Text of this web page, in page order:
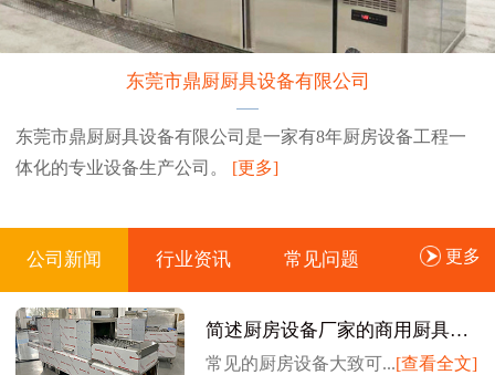
东莞市鼎厨厨具设备有限公司
东莞市鼎厨厨具设备有限公司是一家有8年厨房设备工程一
体化的专业设备生产公司。 [更多]
公司新闻 行业资讯 常见问题 更多
简述厨房设备厂家的商用厨具如何安装
常见的厨房设备大致可...[查看全文]